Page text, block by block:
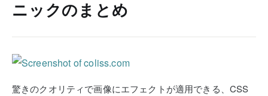
ニックのまとめ
驚きのクオリティで画像にエフェクトが適用できる、CSS